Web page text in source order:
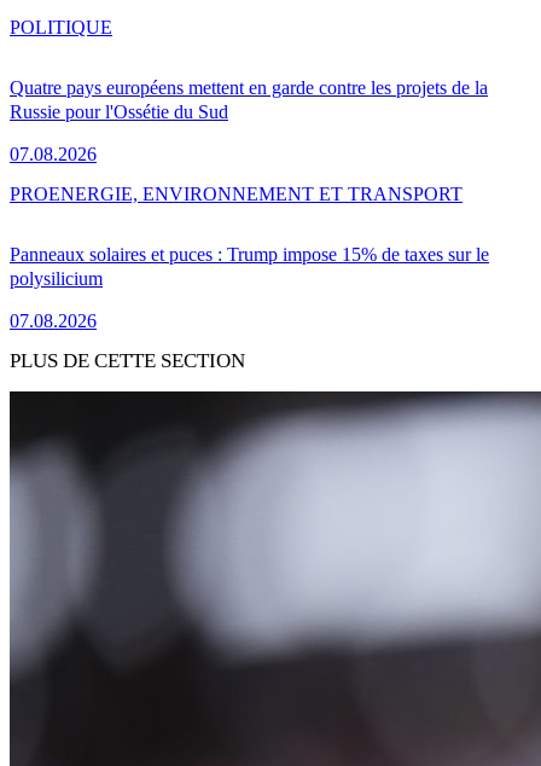
Quatre pays européens mettent en garde contre les projets de la
Russie pour l'Ossétie du Sud
07.08.2026
POLITIQUE
Panneaux solaires et puces : Trump impose 15% de taxes sur le
polysilicium
07.08.2026
PROENERGIE, ENVIRONNEMENT ET TRANSPORT
PLUS DE CETTE SECTION